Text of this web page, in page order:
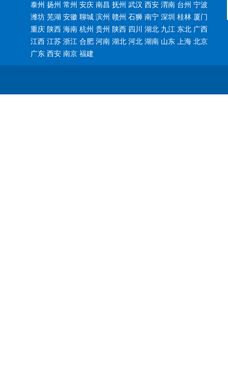
泰州 扬州 常州 安庆 南昌 抚州 武汉 西安 渭南 台州 宁波
潍坊 芜湖 安徽 聊城 滨州 赣州 石狮 南宁 深圳 桂林 厦门
重庆 陕西 海南 杭州 贵州 陕西 四川 湖北 九江 东北 广西
江西 江苏 浙江 合肥 河南 湖北 河北 湖南 山东 上海 北京
广东 西安 南京 福建